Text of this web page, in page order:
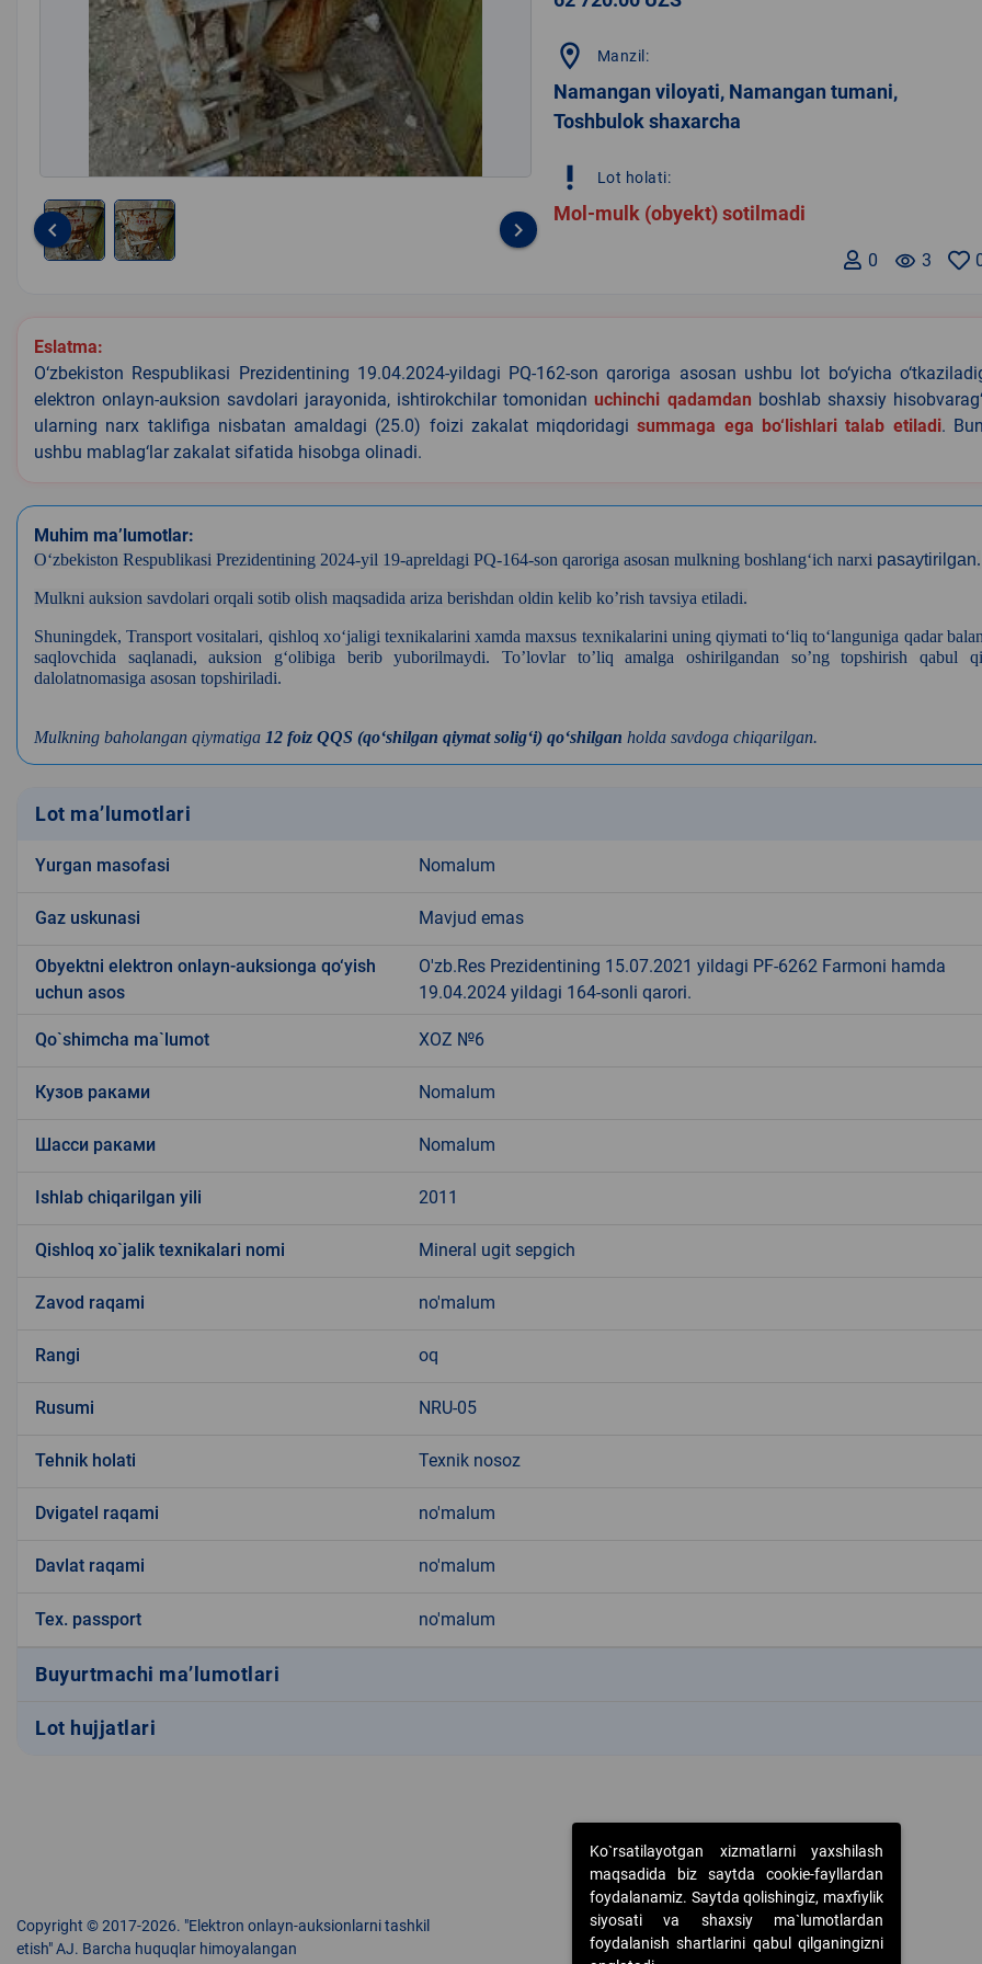
2
keyboard_arrow_left keyboard_arrow_right
location_on Manzil:
Namangan viloyati, Namangan tumani,
Toshbulok shaxarcha
priority_high Lot holati:
Mol-mulk (obyekt) sotilmadi
remove_red_eye 3
0
Eslatma:
O‘zbekiston Respublikasi Prezidentining 19.04.2024-yildagi PQ-162-son qaroriga asosan ushbu lot bo‘yicha
elektron onlayn-auksion savdolari jarayonida, ishtirokchilar tomonidanuchinchi qadamdan boshlab shaxsiy
ularning narx taklifiga nisbatan amaldagi (25.0) foizi zakalat miqdoridagisummaga ega bo‘lishlari talab etiladi.
ushbu mablag‘lar zakalat sifatida hisobga olinadi.
Muhim ma’lumotlar:
Oʻzbekiston Respublikasi Prezidentining 2024-yil 19-apreldagi PQ-164-son qaroriga asosan mulkning boshlangʻich narxi pasaytirilgan.
Mulkni auksion savdolari orqali sotib olish maqsadida ariza berishdan oldin kelib ko’rish tavsiya etiladi.
Shuningdek, Transport vositalari, qishloq xo‘jaligi texnikalarini xamda maxsus texnikalarini uning qiymati to‘liq to‘languniga qadar
saqlovchida saqlanadi, auksion g‘olibiga berib yuborilmaydi. To’lovlar to’liq amalga oshirilgandan so’ng topshirish qabul
dalolatnomasiga asosan topshiriladi.
Mulkning baholangan qiymatiga 12 foiz QQS (qoʻshilgan qiymat soligʻi) qoʻshilgan holda savdoga chiqarilgan.
Lot ma’lumotlari
Yurgan masofasi Nomalum
Gaz uskunasi Mavjud emas
Obyektni elektron onlayn-auksionga qo‘yish
uchun asos
O'zb.Res Prezidentining 15.07.2021 yildagi PF-6262 Farmoni hamda
19.04.2024 yildagi 164-sonli qarori.
Qo`shimcha ma`lumot XOZ №6
Кузов раками Nomalum
Шасси раками Nomalum
Ishlab chiqarilgan yili 2011
Qishloq xo`jalik texnikalari nomi Mineral ugit sepgich
Zavod raqami no'malum
Rangi oq
Rusumi NRU-05
Tehnik holati Texnik nosoz
Dvigatel raqami no'malum
Davlat raqami no'malum
Tex. passport no'malum
Buyurtmachi ma’lumotlari
Lot hujjatlari
Copyright © 2017-2026. "Elektron onlayn-auksionlarni tashkil
etish" AJ. Barcha huquqlar himoyalangan
Ko`rsatilayotgan xizmatlarni yaxshilash
maqsadida biz saytda cookie-fayllardan
foydalanamiz. Saytda qolishingiz, maxfiylik
siyosati va shaxsiy ma`lumotlardan
foydalanish shartlarini qabul qilganingizni